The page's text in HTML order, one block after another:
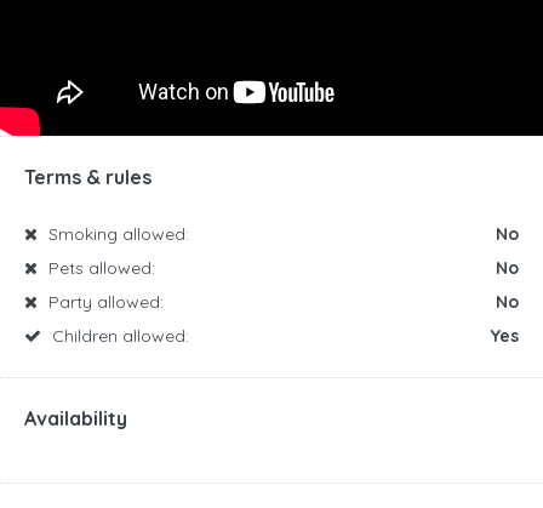
Terms & rules
Smoking allowed:
No
Pets allowed:
No
Party allowed:
No
Children allowed:
Yes
Availability